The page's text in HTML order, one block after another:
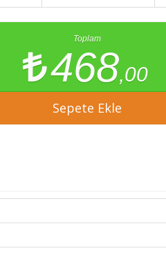
Toplam
468,00